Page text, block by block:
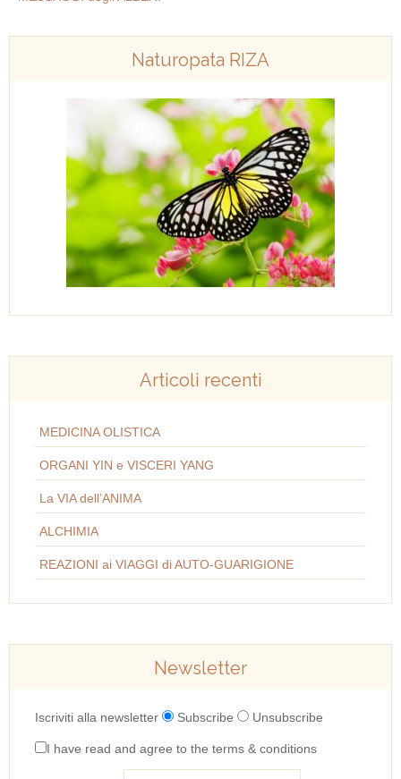
Naturopata RIZA
Articoli recenti
MEDICINA OLISTICA
ORGANI YIN e VISCERI YANG
La VIA dell’ANIMA
ALCHIMIA
REAZIONI ai VIAGGI di AUTO-GUARIGIONE
Newsletter
Iscriviti alla newsletter Subscribe Unsubscribe
I have read and agree to the terms & conditions